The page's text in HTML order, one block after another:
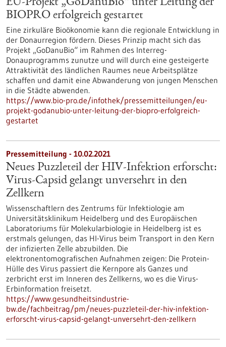
EU-Projekt „GoDanuBio“ unter Leitung der
BIOPRO erfolgreich gestartet
Eine zirkuläre Bioökonomie kann die regionale Entwicklung in
der Donaurregion fördern. Dieses Prinzip macht sich das
Projekt „GoDanuBio“ im Rahmen des Interreg-
Donauprogramms zunutze und will durch eine gesteigerte
Attraktivität des ländlichen Raumes neue Arbeitsplätze
schaffen und damit eine Abwanderung von jungen Menschen
in die Städte abwenden.
https://www.bio-pro.de/infothek/pressemitteilungen/eu-
projekt-godanubio-unter-leitung-der-biopro-erfolgreich-
gestartet
Pressemitteilung - 10.02.2021
Neues Puzzleteil der HIV-Infektion erforscht:
Virus-Capsid gelangt unversehrt in den
Zellkern
Wissenschaftlern des Zentrums für Infektiologie am
Universitätsklinikum Heidelberg und des Europäischen
Laboratoriums für Molekularbiologie in Heidelberg ist es
erstmals gelungen, das HI-Virus beim Transport in den Kern
der infizierten Zelle abzubilden. Die
elektronentomografischen Aufnahmen zeigen: Die Protein-
Hülle des Virus passiert die Kernpore als Ganzes und
zerbricht erst im Inneren des Zellkerns, wo es die Virus-
Erbinformation freisetzt.
https://www.gesundheitsindustrie-
bw.de/fachbeitrag/pm/neues-puzzleteil-der-hiv-infektion-
erforscht-virus-capsid-gelangt-unversehrt-den-zellkern